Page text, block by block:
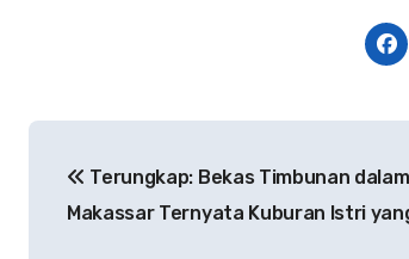
pos Terungkap: Bekas Timbunan
Makassar Ternyata Kuburan Istri